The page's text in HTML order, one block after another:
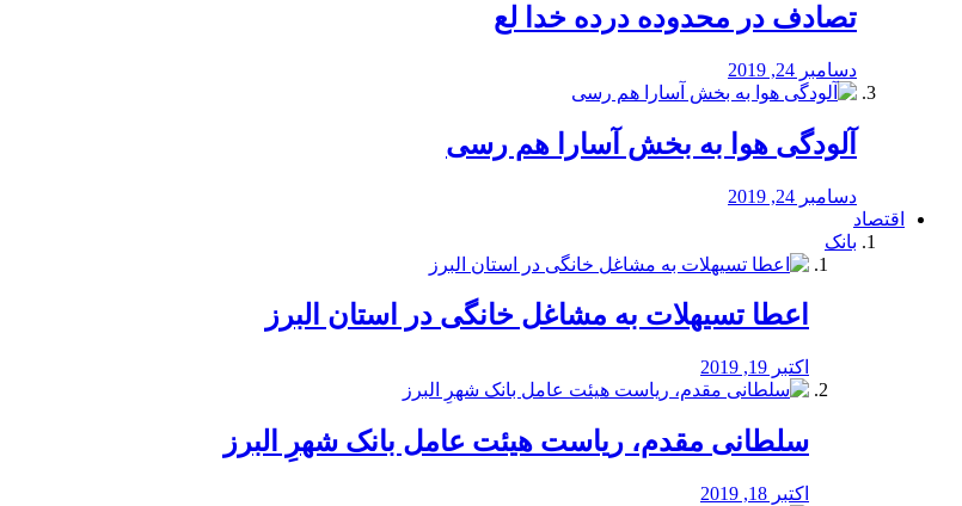
تصادف در محدوده درده خدا لع
دسامبر 24, 2019
آلودگی هوا به بخش آسارا هم رسی
دسامبر 24, 2019
اقتصاد
بانک
️اعطا تسیهلات به مشاغل خانگی در استان البرز
اکتبر 19, 2019
سلطانی مقدم، ریاست هیئت عامل بانک شهرِ البرز
اکتبر 18, 2019